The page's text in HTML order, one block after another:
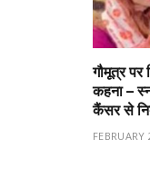
गौमूत्र पर
कहना –
कैंसर से
FEBRUARY